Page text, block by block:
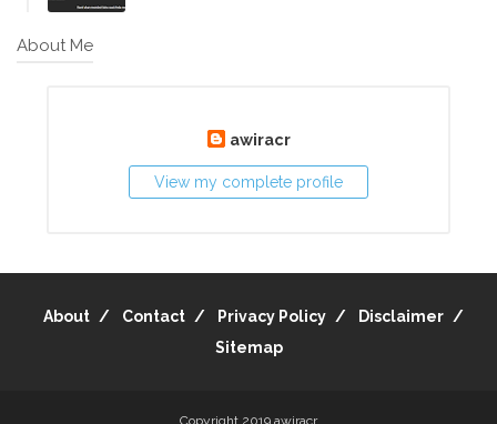
About Me
awiracr
View my complete profile
About Contact Privacy Policy
Disclaimer
Sitemap
Copyright 2019 awiracr